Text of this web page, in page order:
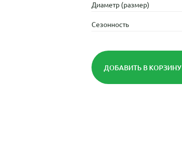
Диаметр (размер)
Сезонность
ДОБАВИТЬ В КОРЗИНУ